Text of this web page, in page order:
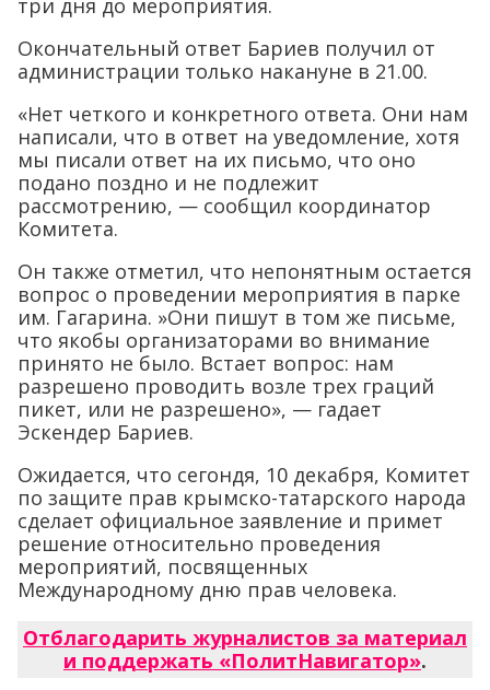
три дня до мероприятия.
Окончательный ответ Бариев получил от
администрации только накануне в 21.00.
«Нет четкого и конкретного ответа. Они нам
написали, что в ответ на уведомление, хотя
мы писали ответ на их письмо, что оно
подано поздно и не подлежит
рассмотрению, — сообщил координатор
Комитета.
Он также отметил, что непонятным остается
вопрос о проведении мероприятия в парке
им. Гагарина. »Они пишут в том же письме,
что якобы организаторами во внимание
принято не было. Встает вопрос: нам
разрешено проводить возле трех граций
пикет, или не разрешено», — гадает
Эскендер Бариев.
Ожидается, что сегондя, 10 декабря, Комитет
по защите прав крымско-татарского народа
сделает официальное заявление и примет
решение относительно проведения
мероприятий, посвященных
Международному дню прав человека.
Отблагодарить журналистов за материал
и поддержать «ПолитНавигатор».